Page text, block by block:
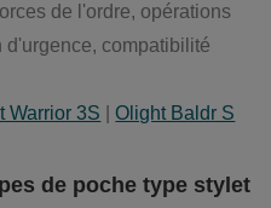
de l'ordre, opérations
compatibilité
Warrior 3S |Olight Baldr S
de poche type stylet